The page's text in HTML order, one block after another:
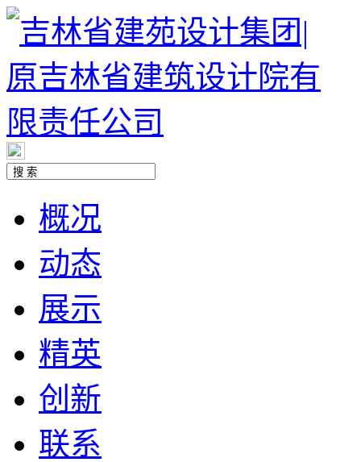
概况
动态
展示
精英
创新
联系